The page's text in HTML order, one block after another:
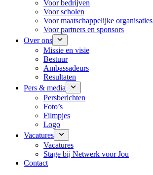
Voor bedrijven
Voor scholen
Voor maatschappelijke organisaties
Voor partners en sponsors
Over ons
Missie en visie
Bestuur
Ambassadeurs
Resultaten
Pers & media
Persberichten
Foto’s
Filmpjes
Logo
Vacatures
Vacatures
Stage bij Netwerk voor Jou
Contact